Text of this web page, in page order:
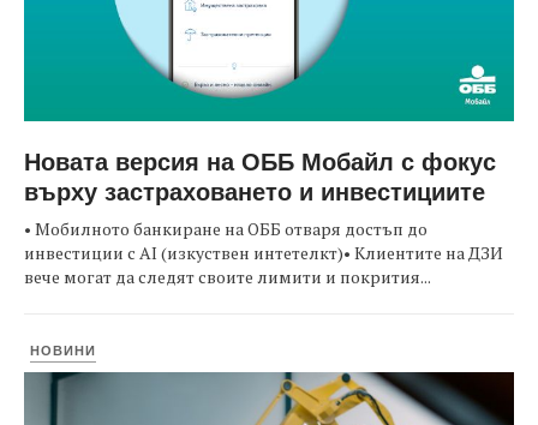
Новата версия на ОББ Мобайл с фокус
върху застраховането и инвестициите
• Мобилното банкиране на ОББ отваря достъп до
инвестиции с AI (изкуствен интетелкт)• Клиентите на ДЗИ
вече могат да следят своите лимити и покрития...
НОВИНИ